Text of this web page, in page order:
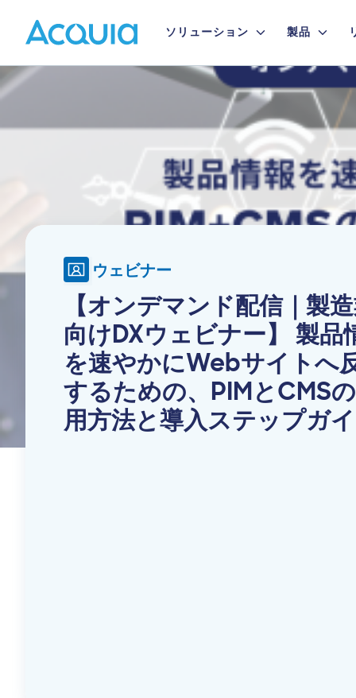
main
content
Primary
Menu
ソリューション 製品
Image
ウェビナー
【オンデマンド配信｜製
向けDXウェビナー】 製品
を速やかにWebサイトへ
するための、PIMとCMS
用方法と導入ステップガ